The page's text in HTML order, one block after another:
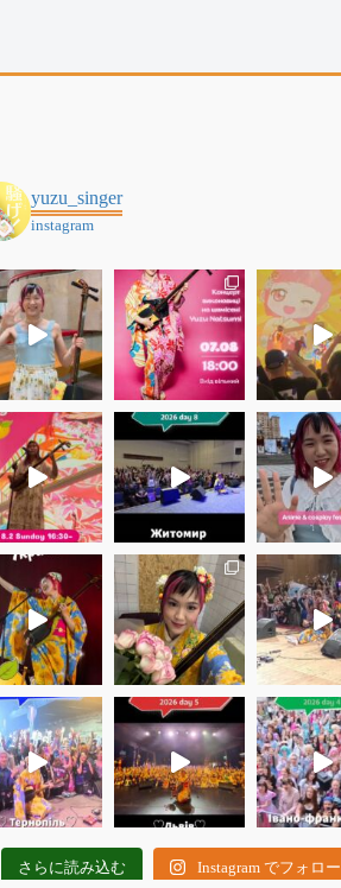
yuzu_singer
instagram
さらに読み込む Instagram でフォロー